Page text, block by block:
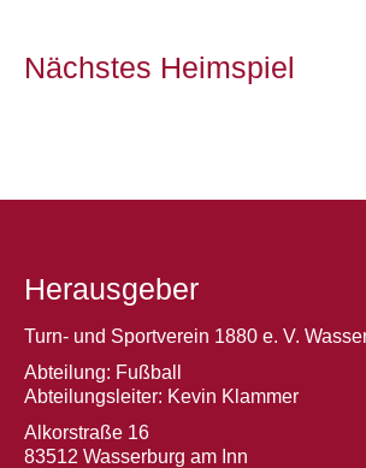
Nächstes Heimspiel
Herausgeber
Turn- und Sportverein 1880 e. V.
Abteilung: Fußball
Abteilungsleiter: Kevin Klammer
Alkorstraße 16
83512 Wasserburg am Inn